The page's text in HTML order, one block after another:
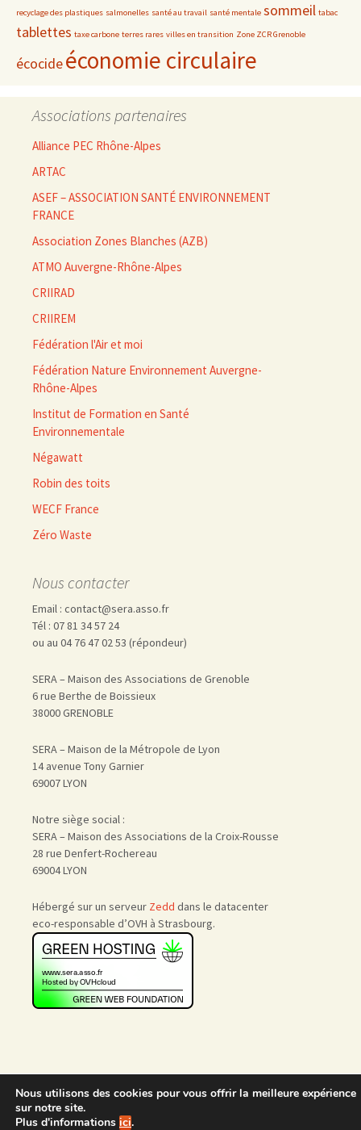
recyclage des plastiques salmonelles santé au travail santé mentale sommeil tabac
tablettes taxe carbone terres rares villes en transition Zone ZCR Grenoble
écocideéconomie circulaire
Associations partenaires
Alliance PEC Rhône-Alpes
ARTAC
ASEF – ASSOCIATION SANTÉ ENVIRONNEMENT
FRANCE
Association Zones Blanches (AZB)
ATMO Auvergne-Rhône-Alpes
CRIIRAD
CRIIREM
Fédération l'Air et moi
Fédération Nature Environnement Auvergne-
Rhône-Alpes
Institut de Formation en Santé
Environnementale
Négawatt
Robin des toits
WECF France
Zéro Waste
Nous contacter
Email : contact@sera.asso.fr
Tél : 07 81 34 57 24
ou au 04 76 47 02 53 (répondeur)
SERA – Maison des Associations de Grenoble
6 rue Berthe de Boissieux
38000 GRENOBLE
SERA – Maison de la Métropole de Lyon
14 avenue Tony Garnier
69007 LYON
Notre siège social :
SERA – Maison des Associations de la Croix-Rousse
28 rue Denfert-Rochereau
69004 LYON
Hébergé sur un serveur Zedd dans le datacenter
eco-responsable d’OVH à Strasbourg.
Accueil | Nous rejoindre
Admin
Nous utilisons des cookies pour vous offrir la meilleure expérience
sur notre site.
Plus d'informations ici.